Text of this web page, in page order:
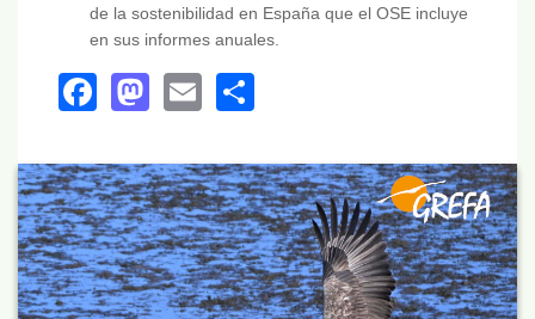
de la sostenibilidad en España que el OSE incluye
en sus informes anuales.
Facebook
Mastodon
Email